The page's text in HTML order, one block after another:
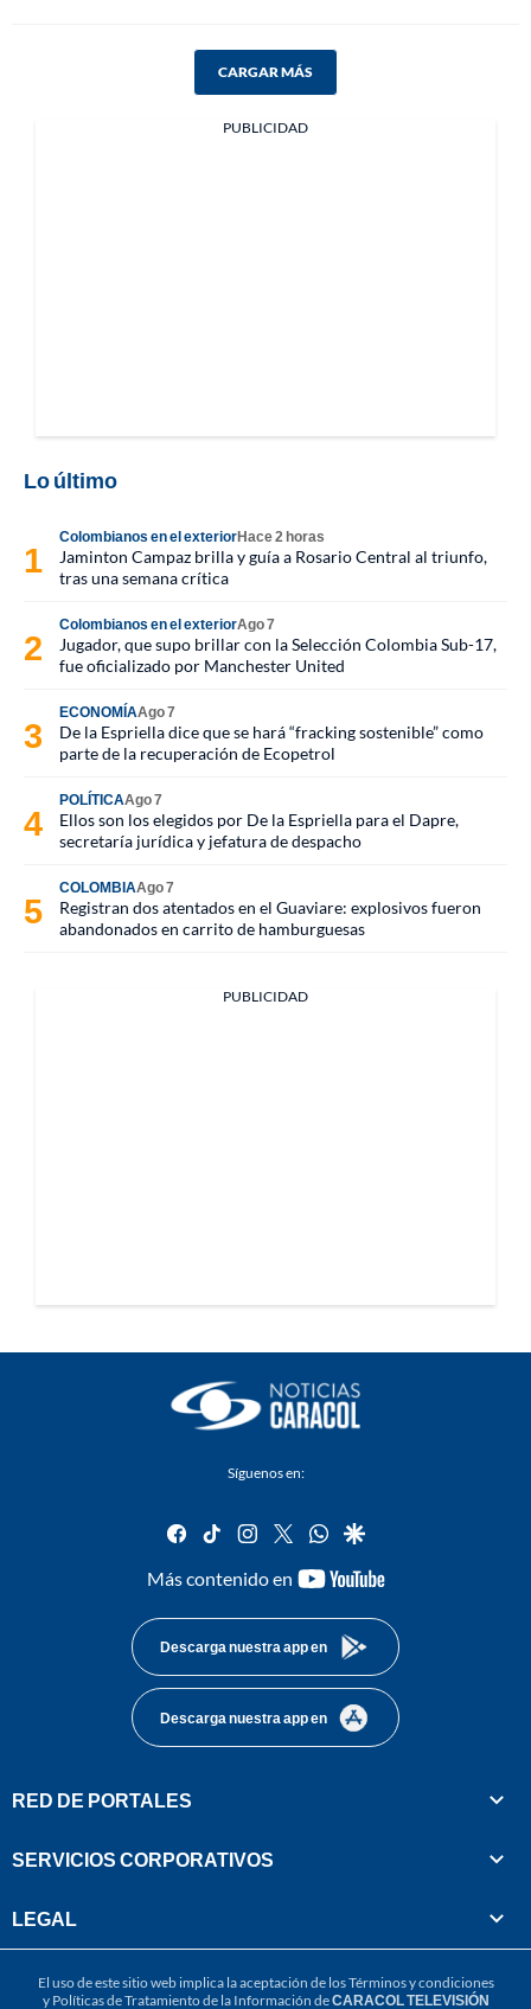
CARGAR MÁS
PUBLICIDAD
Lo último
Colombianos en el exteriorHace 2 horas
Jaminton Campaz brilla y guía a Rosario Central al triunfo,
tras una semana crítica
Colombianos en el exteriorAgo 7
Jugador, que supo brillar con la Selección Colombia Sub-17,
fue oficializado por Manchester United
ECONOMÍAAgo 7
De la Espriella dice que se hará “fracking sostenible” como
parte de la recuperación de Ecopetrol
POLÍTICAAgo 7
Ellos son los elegidos por De la Espriella para el Dapre,
secretaría jurídica y jefatura de despacho
COLOMBIAAgo 7
Registran dos atentados en el Guaviare: explosivos fueron
abandonados en carrito de hamburguesas
PUBLICIDAD
Síguenos en:
facebook
tiktok instagram
twitterwhatsapp
google
Más contenido en
youtube-
Descarga nuestra app en
Descarga nuestra app en
RED DE PORTALES
SERVICIOS CORPORATIVOS
LEGAL
El uso de este sitio web implica la aceptación de losTérminos y condiciones
y Políticas de Tratamiento de la Información deCARACOL TELEVISIÓN